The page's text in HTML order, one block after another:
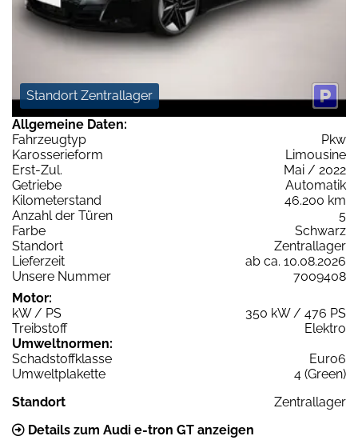
Standort Zentrallager
Allgemeine Daten:
Fahrzeugtyp
Pkw
Karosserieform
Limousine
Erst-Zul.
Mai / 2022
Getriebe
Automatik
Kilometerstand
46.200 km
Anzahl der Türen
5
Farbe
Schwarz
Standort
Zentrallager
Lieferzeit
ab ca. 10.08.2026
Unsere Nummer
7009408
Motor:
kW / PS
350 kW / 476 PS
Treibstoff
Elektro
Umweltnormen:
Schadstoffklasse
Euro6
Umweltplakette
4 (Green)
Standort
Zentrallager
Details zum Audi e-tron GT anzeigen